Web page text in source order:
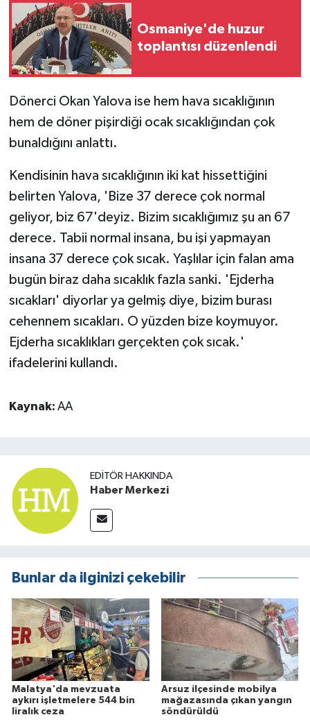
Osmaniye'de huzur
toplantısı düzenlendi
Dönerci Okan Yalova ise hem hava sıcaklığının
hem de döner pişirdiği ocak sıcaklığından çok
bunaldığını anlattı.
Kendisinin hava sıcaklığının iki kat hissettiğini
belirten Yalova, 'Bize 37 derece çok normal
geliyor, biz 67'deyiz. Bizim sıcaklığımız şu an 67
derece. Tabii normal insana, bu işi yapmayan
insana 37 derece çok sıcak. Yaşlılar için falan ama
bugün biraz daha sıcaklık fazla sanki. 'Ejderha
sıcakları' diyorlar ya gelmiş diye, bizim burası
cehennem sıcakları. O yüzden bize koymuyor.
Ejderha sıcaklıkları gerçekten çok sıcak.'
ifadelerini kullandı.
Kaynak: AA
EDITÖR HAKKINDA
Haber Merkezi
Bunlar da ilginizi çekebilir
Malatya'da mevzuata
aykırı işletmelere 544 bin
liralık ceza
Arsuz ilçesinde mobilya
mağazasında çıkan yangın
söndürüldü